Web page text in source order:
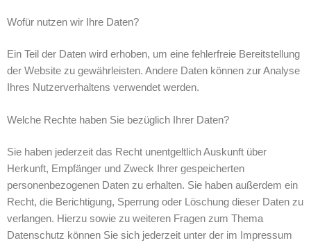
Wofür nutzen wir Ihre Daten?
Ein Teil der Daten wird erhoben, um eine fehlerfreie Bereitstellung
der Website zu gewährleisten. Andere Daten können zur Analyse
Ihres Nutzerverhaltens verwendet werden.
Welche Rechte haben Sie bezüglich Ihrer Daten?
Sie haben jederzeit das Recht unentgeltlich Auskunft über
Herkunft, Empfänger und Zweck Ihrer gespeicherten
personenbezogenen Daten zu erhalten. Sie haben außerdem ein
Recht, die Berichtigung, Sperrung oder Löschung dieser Daten zu
verlangen. Hierzu sowie zu weiteren Fragen zum Thema
Datenschutz können Sie sich jederzeit unter der im Impressum